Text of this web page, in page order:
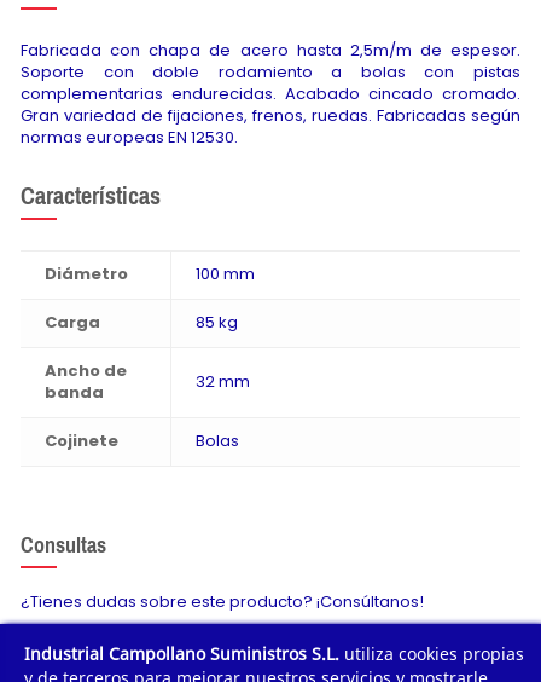
Fabricada con chapa de acero hasta 2,5m/m de espesor.
Soporte con doble rodamiento a bolas con pistas
complementarias endurecidas. Acabado cincado cromado.
Gran variedad de fijaciones, frenos, ruedas. Fabricadas según
normas europeas EN 12530.
Características
Diámetro 100 mm
Carga 85 kg
Ancho de
banda
32 mm
Cojinete Bolas
Consultas
¿Tienes dudas sobre este producto? ¡Consúltanos!
Industrial Campollano Suministros S.L. utiliza cookies propias